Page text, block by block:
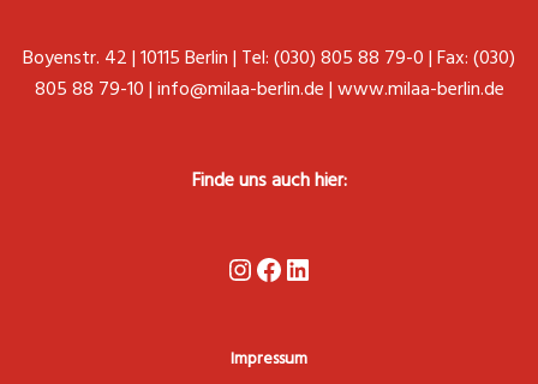
Boyenstr. 42 | 10115 Berlin | Tel: (030) 805 88 79-0 | Fax: (030)
805 88 79-10 | info@milaa-berlin.de | www.milaa-berlin.de
Finde uns auch hier:
Instagram
Facebook
LinkedIn
Impressum